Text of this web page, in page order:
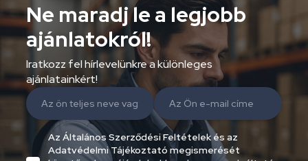
Ne maradj le a legjobb
ajánlatokról!
Iratkozz fel hírlevelünkre a különleges
ajánlatainkért!
Az Általános Szerződési Feltételek és az
Adatvédelmi Tájékoztató megismerését